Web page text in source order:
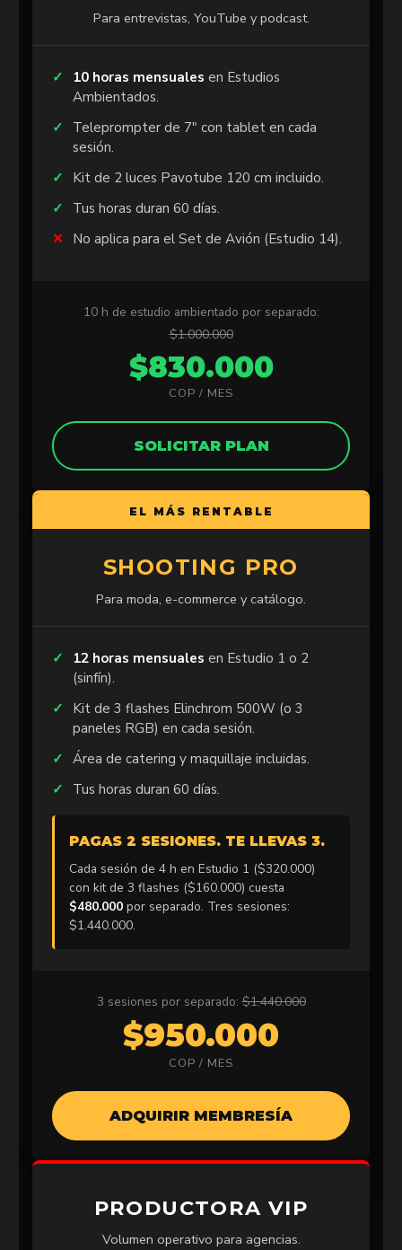
Para entrevistas, YouTube y podcast.
10 horas mensuales en Estudios
Ambientados.
Teleprompter de 7″ con tablet en cada
sesión.
Kit de 2 luces Pavotube 120 cm incluido.
Tus horas duran 60 días.
No aplica para el Set de Avión (Estudio 14).
10 h de estudio ambientado por separado:
$1.000.000
$830.000
COP / MES
SOLICITAR PLAN
EL MÁS RENTABLE
SHOOTING PRO
Para moda, e-commerce y catálogo.
12 horas mensuales en Estudio 1 o 2
(sinfín).
Kit de 3 flashes Elinchrom 500W (o 3
paneles RGB) en cada sesión.
Área de catering y maquillaje incluidas.
Tus horas duran 60 días.
PAGAS 2 SESIONES. TE LLEVAS 3.
Cada sesión de 4 h en Estudio 1 ($320.000)
con kit de 3 flashes ($160.000) cuesta
$480.000 por separado. Tres sesiones:
$1.440.000.
3 sesiones por separado:$1.440.000
$950.000
COP / MES
ADQUIRIR MEMBRESÍA
PRODUCTORA VIP
Volumen operativo para agencias.